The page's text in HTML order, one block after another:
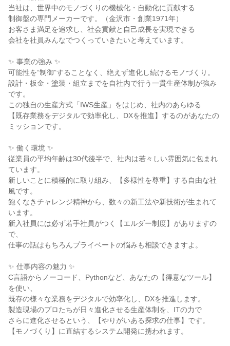
当社は、世界中のモノづくりの機械化・自動化に貢献する
制御盤の専門メーカーです。（金沢市・創業1971年）
お客さま満足を追求し、社会貢献と自己成長を実現できる
会社を社員みんなでつくっていきたいと考えています。
✨ 事業の強み ✨
可能性を“制御”することなく、絶えず進化し続けるモノづくり。
設計・板金・塗装・組立までを自社内で行う一貫生産体制が強み
です。
この独自の生産方式「IWS生産」をはじめ、社内のあらゆる
【既存業務をデジタルで効率化し、DXを推進】するのがあなたの
ミッションです。
✨ 働く環境 ✨
従業員の平均年齢は30代後半で、社内は若々しい雰囲気に包まれ
ています。
新しいことに積極的に取り組み、【多様性を尊重】する自由な社
風です。
飽くなきチャレンジ精神から、数々の新工法や新技術が生まれて
います。
新入社員には必ず若手社員がつく【エルダー制度】がありますの
で、
仕事の話はもちろんプライベートの悩みも相談できますよ。
✨ 仕事内容の魅力 ✨
C言語からノーコード、Pythonなど、あなたの【得意なツール】
を使い、
既存の様々な業務をデジタルで効率化し、DXを推進します。
製造現場のプロたちが日々進化させる生産体制を、ITの力で
さらに進化させるという、【やりがいある探求の仕事】です。
【モノづくり】に直結するシステム開発に携われます。